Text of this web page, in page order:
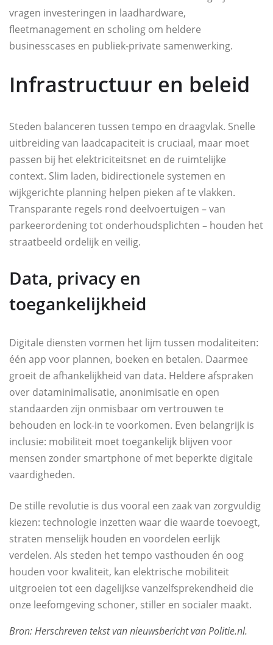
vragen investeringen in laadhardware,
fleetmanagement en scholing om heldere
businesscases en publiek-private samenwerking.
Infrastructuur en beleid
Steden balanceren tussen tempo en draagvlak. Snelle
uitbreiding van laadcapaciteit is cruciaal, maar moet
passen bij het elektriciteitsnet en de ruimtelijke
context. Slim laden, bidirectionele systemen en
wijkgerichte planning helpen pieken af te vlakken.
Transparante regels rond deelvoertuigen – van
parkeerordening tot onderhoudsplichten – houden het
straatbeeld ordelijk en veilig.
Data, privacy en
toegankelijkheid
Digitale diensten vormen het lijm tussen modaliteiten:
één app voor plannen, boeken en betalen. Daarmee
groeit de afhankelijkheid van data. Heldere afspraken
over dataminimalisatie, anonimisatie en open
standaarden zijn onmisbaar om vertrouwen te
behouden en lock-in te voorkomen. Even belangrijk is
inclusie: mobiliteit moet toegankelijk blijven voor
mensen zonder smartphone of met beperkte digitale
vaardigheden.
De stille revolutie is dus vooral een zaak van zorgvuldig
kiezen: technologie inzetten waar die waarde toevoegt,
straten menselijk houden en voordelen eerlijk
verdelen. Als steden het tempo vasthouden én oog
houden voor kwaliteit, kan elektrische mobiliteit
uitgroeien tot een dagelijkse vanzelfsprekendheid die
onze leefomgeving schoner, stiller en socialer maakt.